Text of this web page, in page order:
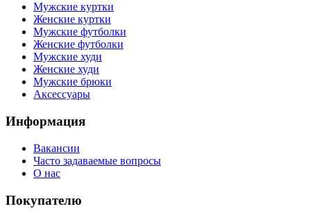
Мужские куртки
Женские куртки
Мужские футболки
Женские футболки
Мужские худи
Женские худи
Мужские брюки
Аксессуары
Информация
Вакансии
Часто задаваемые вопросы
О нас
Покупателю